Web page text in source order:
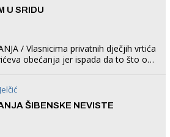
U SRIDU
/ Vlasnicima privatnih dječjih vrtića
obećanja jer ispada da to što oni
ŠIBENSKE NEVISTE